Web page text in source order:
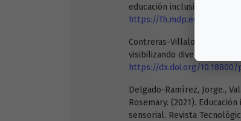
educación inclusiva en la
https://fh.mdp.edu.ar/
Contreras-Villalobos,
visibilizando diversas
https://dx.doi.org/10.18800/
Delgado-Ramírez, Jorge.,
Rosemary. (2021).
sensorial. Revista